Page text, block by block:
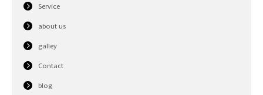
Service
about us
galley
Contact
blog